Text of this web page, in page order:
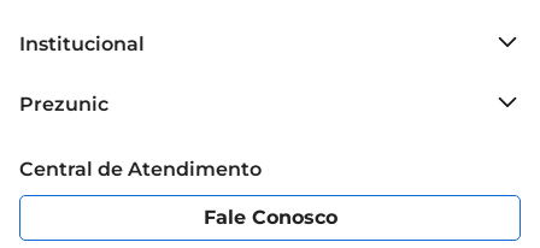
Institucional
Grupo Cencosud
Política de Privacidade
Portal do fornecedor
Prezunic
Código de Ética
App Prezunic
Central de Atendimento
Fale Conosco